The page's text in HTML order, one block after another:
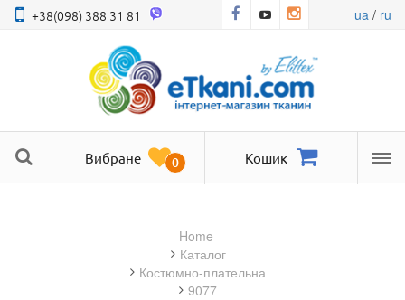
+38(098) 388 31 81 ua/ ru
Вибране 0 Кошик
Home
Каталог
костюмно-плательна
9077